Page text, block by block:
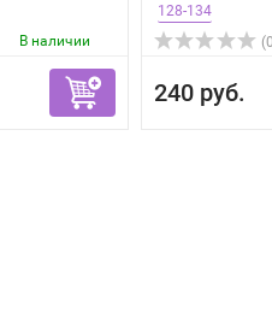
В наличии
128-134
240 руб.